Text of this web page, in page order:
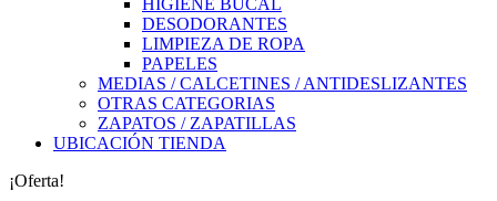
HIGIENE BUCAL
DESODORANTES
LIMPIEZA DE ROPA
PAPELES
MEDIAS / CALCETINES / ANTIDESLIZANTES
OTRAS CATEGORIAS
ZAPATOS / ZAPATILLAS
UBICACIÓN TIENDA
¡Oferta!